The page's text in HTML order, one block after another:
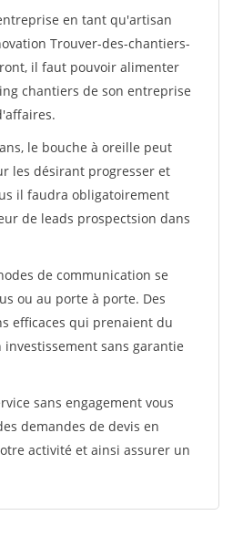
en tant qu'artisan
Trouver-des-chantiers-
il faut pouvoir alimenter
chantiers de son entreprise
le bouche à oreille peut
les désirant progresser et
il faudra obligatoirement
de leads prospectsion dans
de communication se
ou au porte à porte. Des
efficaces qui prenaient du
sans garantie
sans engagement vous
demandes de devis en
activité et ainsi assurer un